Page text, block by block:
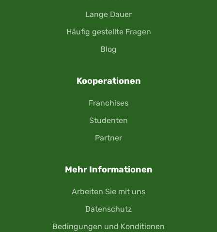
Lange Dauer
Häufig gestellte Fragen
Blog
Kooperationen
Franchises
Studenten
Partner
Mehr Informationen
Arbeiten Sie mit uns
Datenschutz
Bedingungen und Konditionen